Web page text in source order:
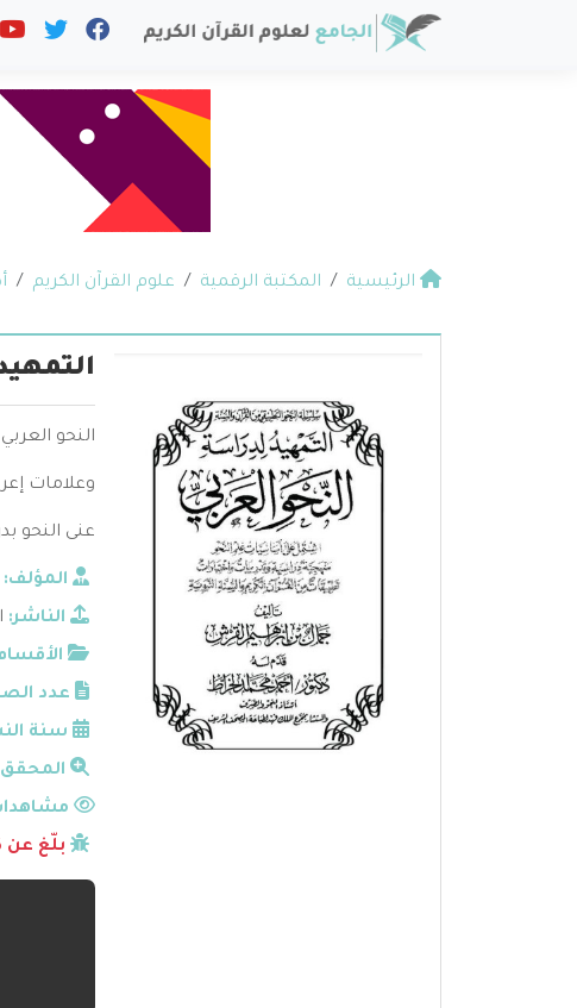
الرئيسية المكتبة الرقمية علوم القرآن الكريم
النحو
وعلامات
عنى النحو
المؤلف:
الناشر:
عدد
سنة
بلّغ عن